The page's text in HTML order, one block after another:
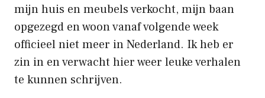
mijn huis en meubels verkocht, mijn baan
opgezegd en woon vanaf volgende week
officieel niet meer in Nederland. Ik heb er
zin in en verwacht hier weer leuke verhalen
te kunnen schrijven.